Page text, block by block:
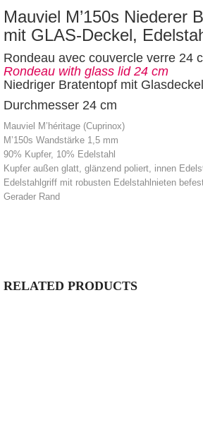
Mauviel M’150s Niederer
mit GLAS-Deckel,
Rondeau avec couvercle verre 24
Rondeau with glass lid 24 cm
Niedriger Bratentopf mit
Durchmesser 24 cm
Mauviel M’héritage (Cuprinox)
M’150s Wandstärke 1,5 mm
90% Kupfer, 10% Edelstahl
Kupfer außen glatt, glänzend poliert, innen
Edelstahlgriff mit robusten Edelstahlnieten
Gerader Rand
RELATED PRODUCTS